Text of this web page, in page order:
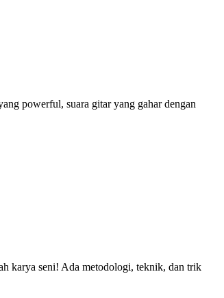
powerful, suara gitar yang gahar dengan
karya seni! Ada metodologi, teknik, dan trik